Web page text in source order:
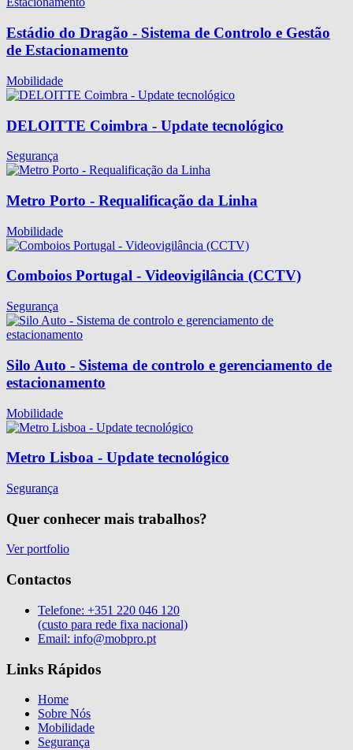
Estádio do Dragão - Sistema de Controlo e Gestão
de Estacionamento
Mobilidade
DELOITTE Coimbra - Update tecnológico
Segurança
Metro Porto - Requalificação da Linha
Mobilidade
Comboios Portugal - Videovigilância (CCTV)
Segurança
Silo Auto - Sistema de controlo e gerenciamento de
estacionamento
Mobilidade
Metro Lisboa - Update tecnológico
Segurança
Quer conhecer mais trabalhos?
Ver portfolio
Contactos
Telefone: +351 220 046 120
(custo para rede fixa nacional)
Email: info@mobpro.pt
Links Rápidos
Home
Sobre Nós
Mobilidade
Segurança